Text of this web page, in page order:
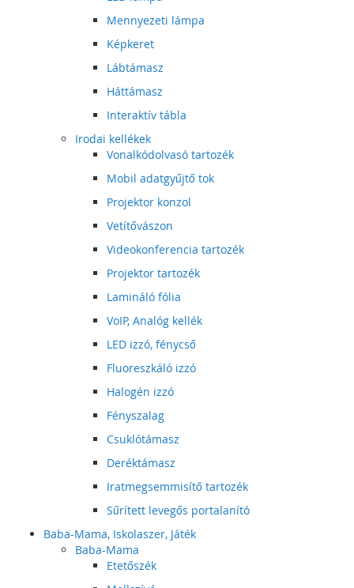
Mennyezeti lámpa
Képkeret
Lábtámasz
Háttámasz
Interaktív tábla
Irodai kellékek
Vonalkódolvasó tartozék
Mobil adatgyűjtő tok
Projektor konzol
Vetítővászon
Videokonferencia tartozék
Projektor tartozék
Lamináló fólia
VoIP, Analóg kellék
LED izzó, fénycső
Fluoreszkáló izzó
Halogén izzó
Fényszalag
Csuklótámasz
Deréktámasz
Iratmegsemmisítő tartozék
Sűrített levegős portalanító
Baba-Mama, Iskolaszer, Játék
Baba-Mama
Etetőszék